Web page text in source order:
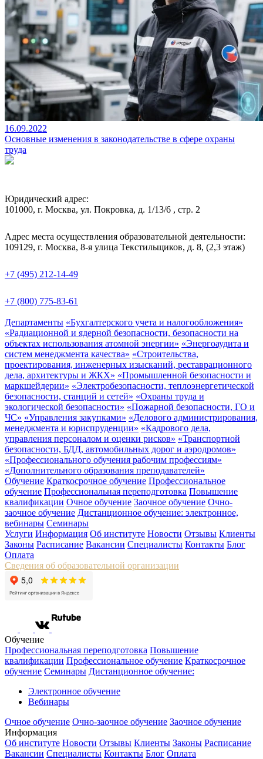
16.09.2022
Основные изменения в законодательстве в сфере охраны
труда
Юридический адрес:
101000, г. Москва, ул. Покровка, д. 1/13/6 , стр. 2
Адрес места осуществления образовательной деятельности:
109129, г. Москва, 8-я улица Текстильщиков, д. 8, (2,3 этаж)
+7 (495) 212-14-49
+7 (800) 775-83-61
Департаменты «Бухгалтерского учета и налогообложения»
«Радиационной и ядерной безопасности, безопасности на
объектах использования атомной энергии» «Энергоаудита и
систем менеджмента качества» «Строительства,
проектирования, инженерных изысканий, реставрационного
дела, архитектуры и ЖКХ» «Промышленной безопасности и
маркшейдерии» «Электробезопасности, теплоэнергетической
безопасности, станций и сетей» «Охраны труда и
экологической безопасности» «Пожарной безопасности, ГО и
ЧС» «Управления закупками» «Делового администрирования,
менеджмента и юриспруденции» «Кадрового дела,
управления персоналом и оценки рисков» «Транспортной
безопасности, БДД, автомобильных дорог и аэродромов»
«Профессионального обучения рабочим профессиям»
«Дополнительного образования преподавателей»
Обучение Краткосрочное обучение Профессиональное
обучение Профессиональная переподготовка Повышение
квалификации Очное обучение Заочное обучение Очно-
заочное обучение Дистанционное обучение: электронное,
вебинары Семинары
Услуги Информация Об институте Новости Отзывы Клиенты
Законы Расписание Вакансии Специалисты Контакты Блог
Оплата
Сведения об образовательной организации
Обучение
Профессиональная переподготовка Повышение
квалификации Профессиональное обучение Краткосрочное
обучение Семинары Дистанционное обучение:
Электронное обучение
Вебинары
Очное обучение Очно-заочное обучение Заочное обучение
Информация
Об институте Новости Отзывы Клиенты Законы Расписание
Вакансии Специалисты Контакты Блог Оплата